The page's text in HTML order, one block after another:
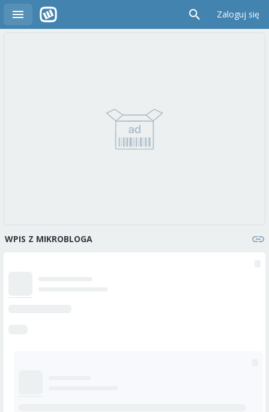
Zaloguj się
WPIS Z MIKROBLOGA